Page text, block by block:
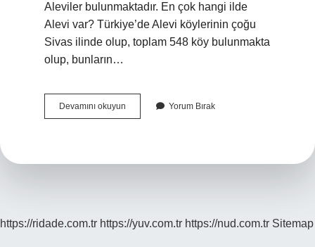
Aleviler bulunmaktadır. En çok hangi ilde
Alevi var? Türkiye’de Alevi köylerinin çoğu
Sivas ilinde olup, toplam 548 köy bulunmakta
olup, bunların…
Devamını okuyun
Hepsi
Yorum Bırak
https://ridade.com.tr https://yuv.com.tr https://nud.com.tr Sitemap